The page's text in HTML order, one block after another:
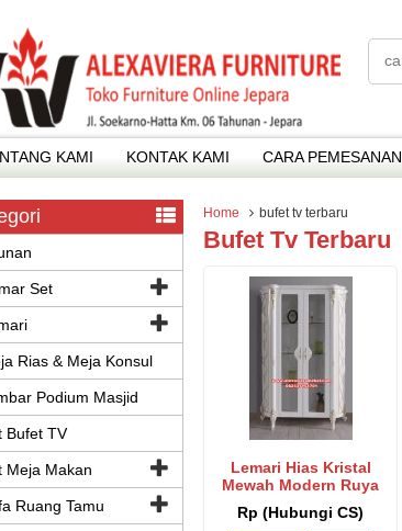
KAMI KONTAK KAMI CARA PEMESANAN
Home bufet tv terbaru
Bufet Tv Terbaru
Lemari Hias Kristal
Mewah Modern Ruya
Rp (Hubungi CS)
Set
Rias & Meja Konsul
Podium Masjid
Bufet TV
Meja Makan
Ruang Tamu